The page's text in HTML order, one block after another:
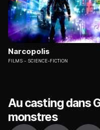
Narcopolis
FILMS SCIENCE-FICTION
Au casting dans
monstres